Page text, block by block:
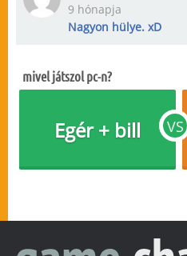
9 hónapja
Nagyon hülye. xD
mivel játszol pc-n?
VS
Egér + bill